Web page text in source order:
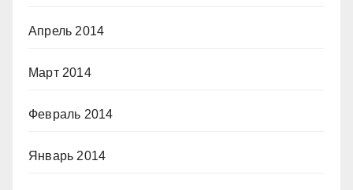
Апрель 2014
Март 2014
Февраль 2014
Январь 2014